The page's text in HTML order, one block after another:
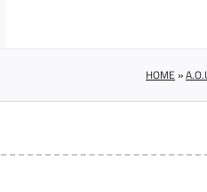
HOME »